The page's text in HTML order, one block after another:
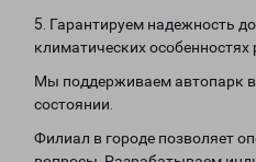
5. Гарантируем надежность
климатических особенностях
Мы поддерживаем автопарк
состоянии.
Филиал в городе позволяет